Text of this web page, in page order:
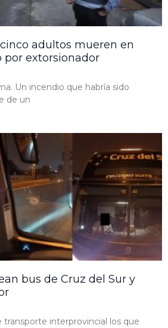
adultos mueren en
por extorsionador
Un incendio que habría sido
de un
bus de Cruz del Sur y
transporte interprovincial los que